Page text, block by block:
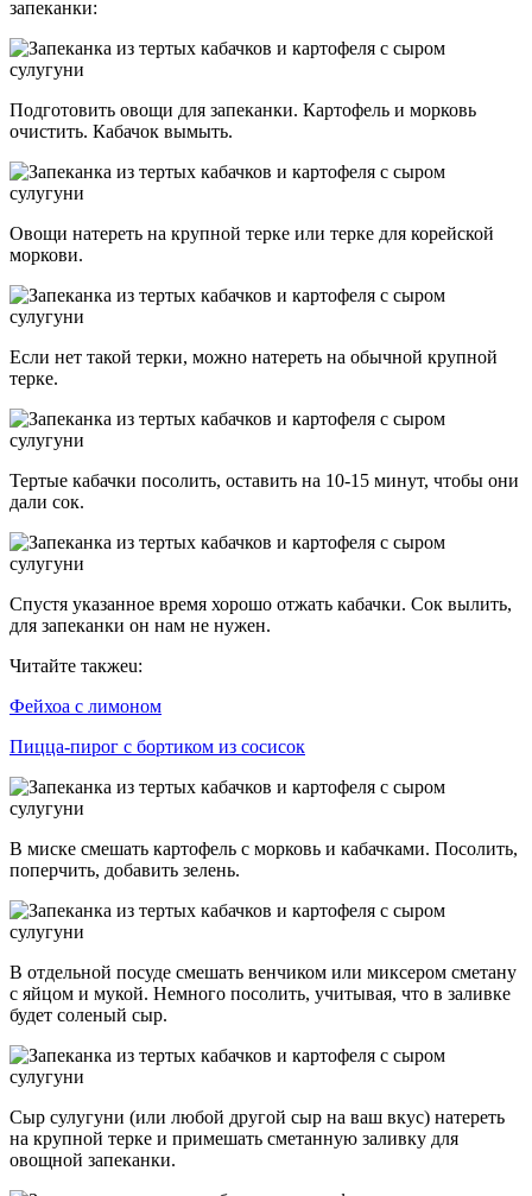
запеканки:
Подготовить овощи для запеканки. Картофель и морковь
очистить. Кабачок вымыть.
Овощи натереть на крупной терке или терке для корейской
моркови.
Если нет такой терки, можно натереть на обычной крупной
терке.
Тертые кабачки посолить, оставить на 10-15 минут, чтобы они
дали сок.
Спустя указанное время хорошо отжать кабачки. Сок вылить,
для запеканки он нам не нужен.
Читайте такжеu:
Фейхоа с лимоном
Пицца-пирог с бортиком из сосисок
В миске смешать картофель с морковь и кабачками. Посолить,
поперчить, добавить зелень.
В отдельной посуде смешать венчиком или миксером сметану
с яйцом и мукой. Немного посолить, учитывая, что в заливке
будет соленый сыр.
Сыр сулугуни (или любой другой сыр на ваш вкус) натереть
на крупной терке и примешать сметанную заливку для
овощной запеканки.